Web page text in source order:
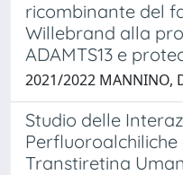
ricombinante del
Willebrand alla
ADAMTS13 e
2021/2022 MANNINO,
Studio delle
Perfluoroalchiliche
Transtiretina